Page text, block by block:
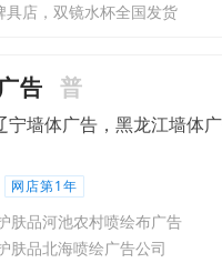
具店，双镜水杯全国发货
告 普
宁墙体广告，黑龙江墙体
网店第1年
肤品河池农村喷绘布广告
肤品北海喷绘广告公司